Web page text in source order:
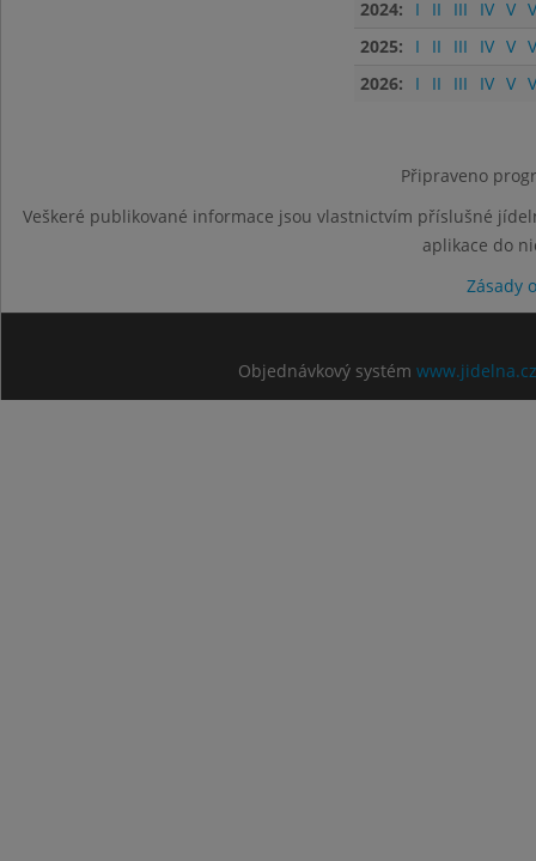
2024:
I II III IV V
2025:
I II III IV V
2026:
I II III IV V
Připraveno
Veškeré publikované informace jsou vlastnictvím příslušné
aplikace do
Zásady
Objednávkový systém www.jidelna.cz